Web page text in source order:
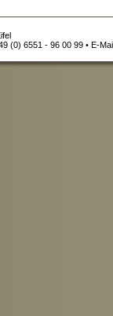
(0) 6551 - 96 00 99 • E-